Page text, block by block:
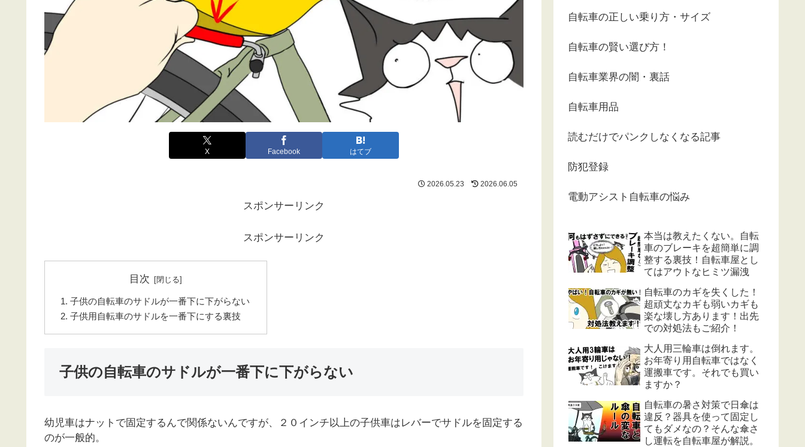
X Facebook はてブ
2026.05.23 2026.06.05
スポンサーリンク
スポンサーリンク
目次
子供の自転車のサドルが一番下に下がらない
子供用自転車のサドルを一番下にする裏技
子供の自転車のサドルが一番下に下がらない
幼児車はナットで固定するんで関係ないんですが、２０インチ以上の子供車はレバーでサドルを固定する
のが一般的。
自転車の正しい乗り方・サイズ
自転車の賢い選び方！
自転車業界の闇・裏話
自転車用品
読むだけでパンクしなくなる記事
防犯登録
電動アシスト自転車の悩み
本当は教えたくない。自転
車のブレーキを超簡単に調
整する裏技！自転車屋とし
てはアウトなヒミツ漏洩
自転車のカギを失くした！
超頑丈なカギも弱いカギも
楽な壊し方あります！出先
での対処法もご紹介！
大人用三輪車は倒れます。
お年寄り用自転車ではなく
運搬車です。それでも買い
ますか？
自転車の暑さ対策で日傘は
違反？器具を使って固定し
てもダメなの？そんな傘さ
し運転を自転車屋が解説。